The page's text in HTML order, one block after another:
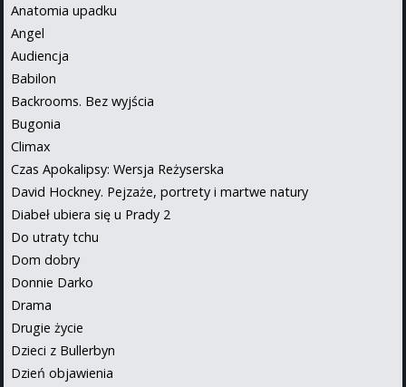
Anatomia upadku
Angel
Audiencja
Babilon
Backrooms. Bez wyjścia
Bugonia
Climax
Czas Apokalipsy: Wersja Reżyserska
David Hockney. Pejzaże, portrety i martwe natury
Diabeł ubiera się u Prady 2
Do utraty tchu
Dom dobry
Donnie Darko
Drama
Drugie życie
Dzieci z Bullerbyn
Dzień objawienia